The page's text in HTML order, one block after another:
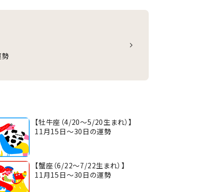
【牡牛座（4/20～5/20生まれ）】
11月15日～30日の運勢
【蟹座（6/22～7/22生まれ）】
11月15日～30日の運勢